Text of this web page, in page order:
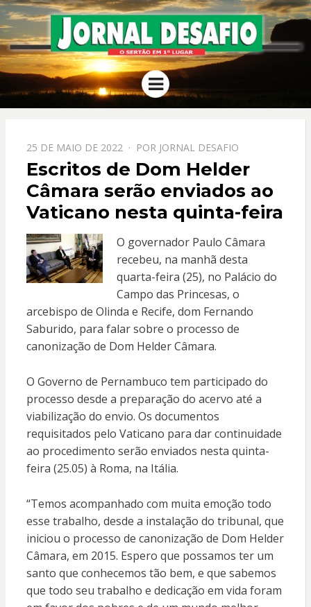
JORNAL
DESAFIO
O Sertão em 1º Lugar
Menu
PPOSTADO
EM
25 DE MAIO DE 2022 POR JORNAL DESAFIO
Escritos de Dom Helder
Câmara serão enviados ao
Vaticano nesta quinta-feira
O governador Paulo Câmara
recebeu, na manhã desta
quarta-feira (25), no Palácio do
Campo das Princesas, o
arcebispo de Olinda e Recife, dom Fernando
Saburido, para falar sobre o processo de
canonização de Dom Helder Câmara.
O Governo de Pernambuco tem participado do
processo desde a preparação do acervo até a
viabilização do envio. Os documentos
requisitados pelo Vaticano para dar continuidade
ao procedimento serão enviados nesta quinta-
feira (25.05) à Roma, na Itália.
“Temos acompanhado com muita emoção todo
esse trabalho, desde a instalação do tribunal, que
iniciou o processo de canonização de Dom Helder
Câmara, em 2015. Espero que possamos ter um
santo que conhecemos tão bem, e que sabemos
que todo seu trabalho e dedicação em vida foram